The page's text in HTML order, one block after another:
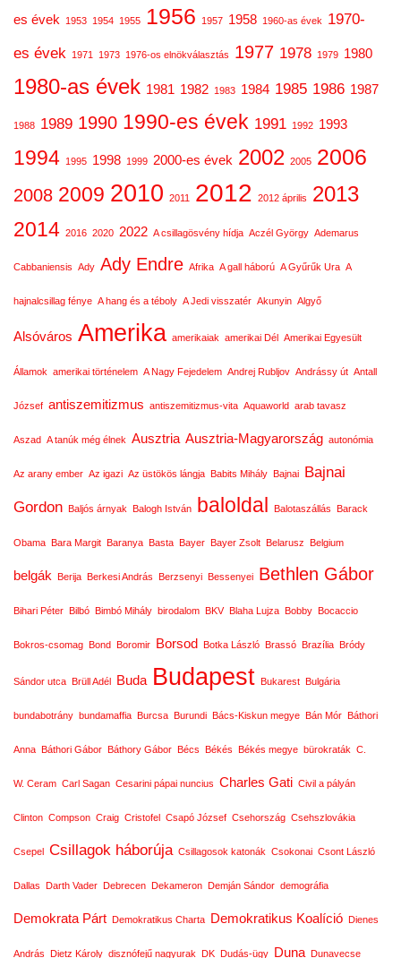
es évek 1953 1954 1955 1956 1957 1958 1960-as évek
1970-
es évek
1971 1973 1976-os elnökválasztás 1977 1978 1979 1980
1980-as évek 1981 1982 1983 1984 1985 1986 1987
1988 1989 1990 1990-es évek 1991 1992 1993
1994 1995 1998 1999 2000-es évek 2002 2005 2006
2008 2009 2010 2011 2012 2012 április 2013
2014 2016 2020 2022 A csillagösvény hídja Aczél György Ademarus
Cabbaniensis Ady Ady Endre Afrika A gall háború A Gyűrűk Ura A
hajnalcsillag fénye A hang és a téboly A Jedi visszatér Akunyin Algyő
Alsóváros Amerika amerikaiak amerikai Dél Amerikai Egyesült
Államok amerikai történelem A Nagy Fejedelem Andrej Rubljov Andrássy út Antall
József antiszemitizmus antiszemitizmus-vita Aquaworld arab tavasz
Aszad A tanúk még élnek Ausztria Ausztria-Magyarország autonómia
Az arany ember Az igazi Az üstökös lángja Babits Mihály Bajnai Bajnai
Gordon Baljós árnyak Balogh István baloldal Balotaszállás Barack
Obama Bara Margit Baranya Basta Bayer Bayer Zsolt Belarusz Belgium
belgák Berija Berkesi András Berzsenyi Bessenyei Bethlen Gábor
Bihari Péter Bilbó Bimbó Mihály birodalom BKV Blaha Lujza Bobby Bocaccio
Bokros-csomag Bond Boromir Borsod Botka László Brassó Brazília Bródy
Sándor utca Brüll Adél Buda Budapest Bukarest Bulgária
bundabotrány bundamaffia Burcsa Burundi Bács-Kiskun megye Bán Mór Báthori
Anna Báthori Gábor Báthory Gábor Bécs Békés Békés megye bürokraták C.
W. Ceram Carl Sagan Cesarini pápai nuncius Charles Gati Civil a pályán
Clinton Compson Craig Cristofel Csapó József Csehország Csehszlovákia
Csepel Csillagok háborúja Csillagosok katonák Csokonai Csont László
Dallas Darth Vader Debrecen Dekameron Demján Sándor demográfia
Demokrata Párt Demokratikus Charta Demokratikus Koalíció Dienes
András Dietz Károly disznófejű nagyurak DK Dudás-ügy Duna Dunavecse